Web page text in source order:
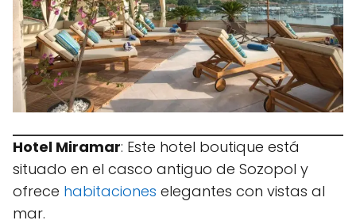
Hotel Miramar: Este hotel boutique está
situado en el casco antiguo de Sozopol y
ofrece habitaciones elegantes con vistas al
mar.